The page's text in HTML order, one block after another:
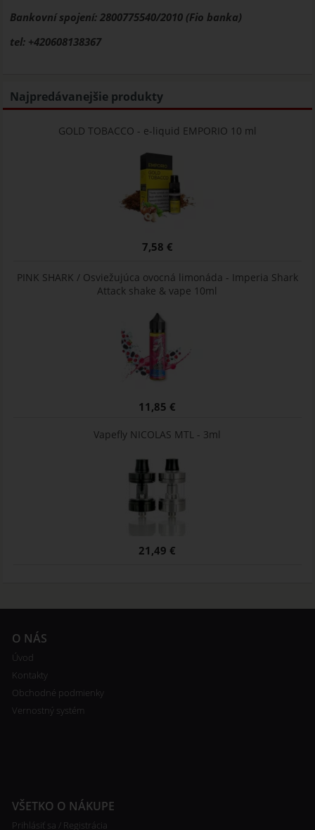
Bankovní spojení: 2800775540/2010 (Fio banka)
tel: +420608138367
Najpredávanejšie produkty
GOLD TOBACCO - e-liquid EMPORIO 10 ml
7,58 €
PINK SHARK / Osviežujúca ovocná limonáda - Imperia Shark
Attack shake & vape 10ml
11,85 €
Vapefly NICOLAS MTL - 3ml
21,49 €
O NÁS
Úvod
Kontakty
Obchodné podmienky
Vernostný systém
VŠETKO O NÁKUPE
Prihlásiť sa / Registrácia